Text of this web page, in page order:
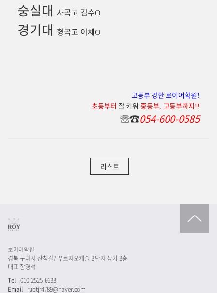
숭실대 사곡고 김수O
경기대 형곡고 이채O
고등부 강한 로이어학원 !
초등부터 잘 키워 중등부, 고등부까지 !!
☏☎054-600-0585
리스트
로이어학원
경북 구미시 산책길7 푸르지오캐슬 B단지 상가 3층
대표 장경석
Tel 010-2525-6633
Email rudtjr4789@naver.com